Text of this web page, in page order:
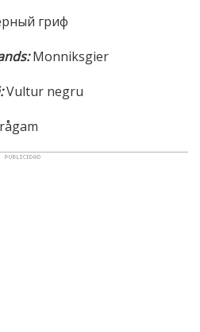
гриф
Monniksgier
Vultur negru